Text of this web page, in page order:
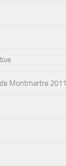
Montmartre 2011